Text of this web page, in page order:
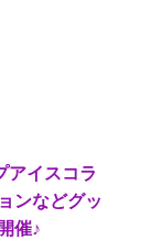
アイスコラ
ンなどグッ
催♪